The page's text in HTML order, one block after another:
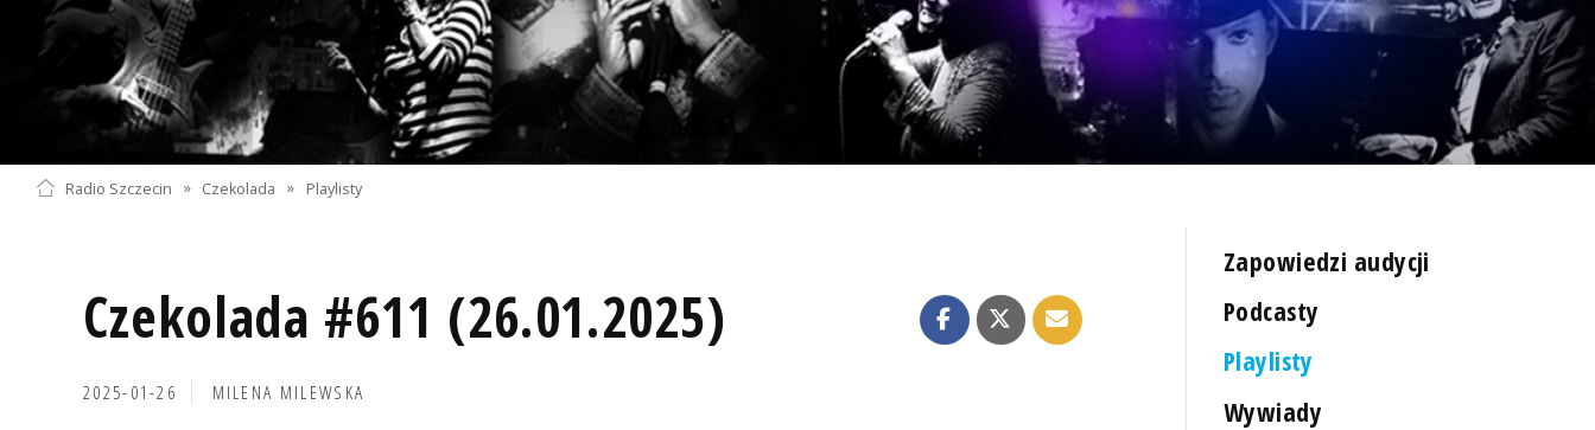
Radio Szczecin » Czekolada » Playlisty
Czekolada #611 (26.01.2025)
2025-01-26 MILENA MILEWSKA
Zapowiedzi audycji
Podcasty
Playlisty
Wywiady